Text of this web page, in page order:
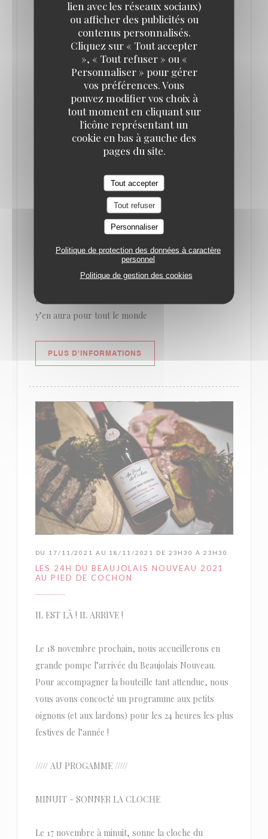
lien avec les réseaux sociaux)
ou afficher des publicités ou
contenus personnalisés.
Cliquez sur « Tout accepter
», « Tout refuser » ou «
Personnaliser » pour gérer
vos préférences. Vous
pouvez modifier vos choix à
tout moment en cliquant sur
l'icône représentant un
cookie en bas à gauche des
pages du site.
Tout accepter
Tout refuser
Personnaliser
Politique de protection des données à caractère
personnel
Politique de gestion des cookies
À TOUTE HEURE - BEAUJOLAIS POUR TOUS
Toute la journée, et la nuit, vous pourrez déguster
nos suggestions
spéciales Beaujolais !
Et toujours à la carte bien-sûr nos spécialités mais
également un menu spécial !
Nous avons invité une belle fanfare pour clôturer
en musique les festivités autour d’un apéro cochon
Au menu: planches cochonnes, fromages
franchouillards pour accompagner le fameux
nectar cru 2022... Faites pas votre tête de cochon,
y’en aura pour tout le monde
PLUS D'INFORMATIONS
DU 17/11/2021 AU 18/11/2021 DE 23H30 À 23H30
LES 24H DU BEAUJOLAIS NOUVEAU 2021
AU PIED DE COCHON
IL EST LÀ ! IL ARRIVE !
Le 18 novembre prochain, nous accueillerons en
grande pompe l’arrivée du Beaujolais Nouveau.
Pour accompagner la bouteille tant attendue, nous
vous avons concocté un programme aux petits
oignons (et aux lardons) pour les 24 heures les plus
festives de l’année !
///// AU PROGAMME /////
MINUIT - SONNER LA CLOCHE
Le 17 novembre à minuit, sonne la cloche du